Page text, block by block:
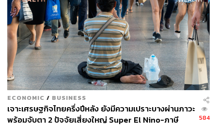
ECONOMIC / BUSINESS
เจาะเศรษฐกิจไทยครึ่งปีหลัง ยังมีความเปราะบางผ่านภาวะ
พร้อมจับตา 2 ปัจจัยเสี่ยงใหญ่ Super El Nino-ภาษี
584